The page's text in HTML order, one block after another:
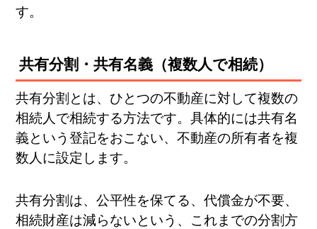
す。
共有分割・共有名義（複数人で相続）
共有分割とは、ひとつの不動産に対して複数の
相続人で相続する方法です。具体的には共有名
義という登記をおこない、不動産の所有者を複
数人に設定します。
共有分割は、公平性を保てる、代償金が不要、
相続財産は減らないという、これまでの分割方